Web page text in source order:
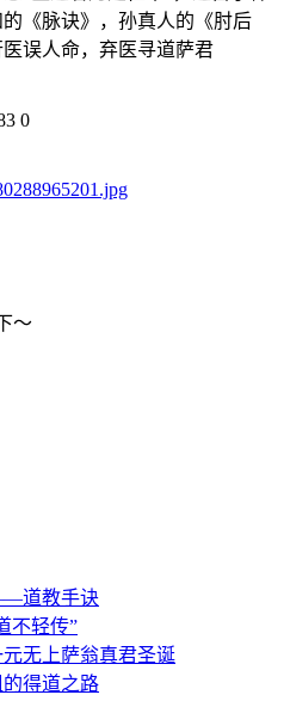
《脉诀》，孙真人的《肘后
误人命，弃医寻道萨君
0
～
道教手诀
不轻传”
无上萨翁真君圣诞
得道之路